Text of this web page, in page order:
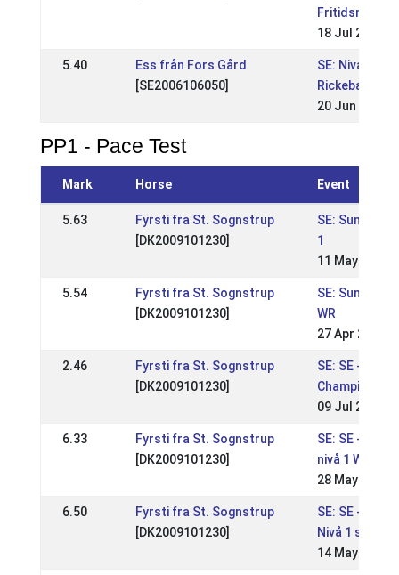
18 Jul 2021
5.40
Ess från Fors Gård
[SE2006106050]
SE: Nivå 1 på
Rickebasta
20 Jun 2021
PP1 - Pace Test
Mark Horse Event
5.63
Fyrsti fra St. Sognstrup
[DK2009101230]
SE:
1
11 May 2025
5.54
Fyrsti fra St. Sognstrup
[DK2009101230]
SE:
WR
27 Apr 2025
2.46
Fyrsti fra St. Sognstrup
[DK2009101230]
SE: SE -
09 Jul 2023
6.33
Fyrsti fra St. Sognstrup
[DK2009101230]
SE: SE -
nivå 1 WR
28 May 2023
6.50
Fyrsti fra St. Sognstrup
[DK2009101230]
SE: SE -
Nivå 1 sport
14 May 2023